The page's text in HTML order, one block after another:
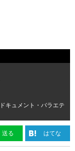
キュメント・バラエテ
送る はてな